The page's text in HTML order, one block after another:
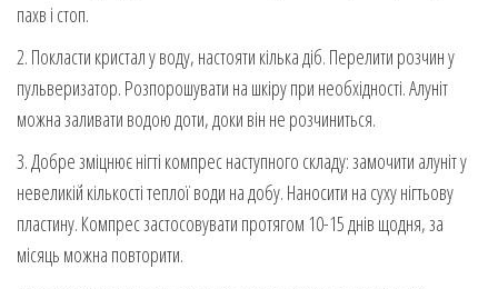
пахв і стоп.
2. Покласти кристал у воду, настояти кілька діб. Перелити розчин у
пульверизатор. Розпорошувати на шкіру при необхідності. Алуніт
можна заливати водою доти, доки він не розчиниться.
3. Добре зміцнює нігті компрес наступного складу: замочити алуніт у
невеликій кількості теплої води на добу. Наносити на суху нігтьову
пластину. Компрес застосовувати протягом 10-15 днів щодня, за
місяць можна повторити.